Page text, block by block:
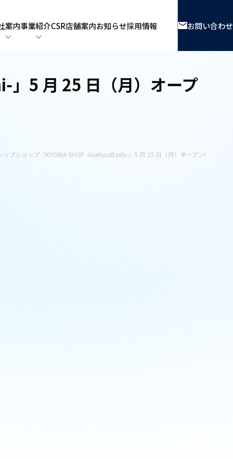
案内事業紹介CSR店舗案内お知らせ採用情報 お問い合わせ
」5 月 25 日（月）オープ
プショップ「KYOWA SHOP -AsaKusaBashi-」5 月 25 日（月）オープン!